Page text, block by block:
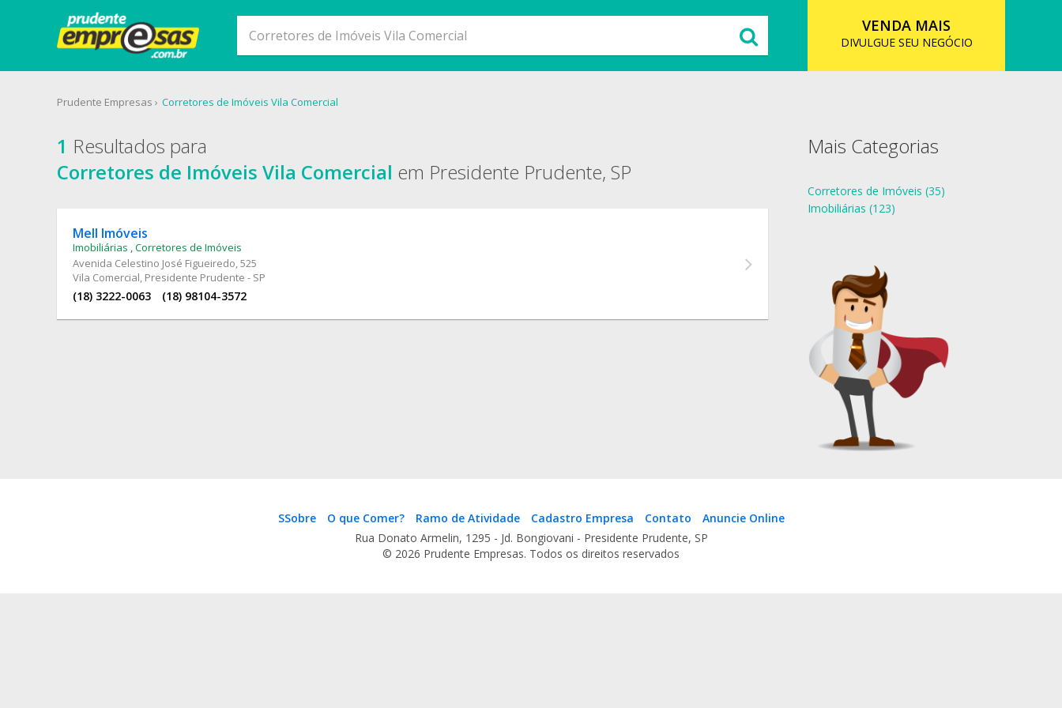
VENDA MAIS
DIVULGUE SEU NEGÓCIO
Prudente Empresas Corretores de Imóveis Vila Comercial
1 Resultados para
Corretores de Imóveis Vila Comercial em Presidente Prudente, SP
Mell Imóveis
Imobiliárias ,Corretores de Imóveis
Avenida Celestino José Figueiredo, 525
Vila Comercial, Presidente Prudente - SP
(18) 3222-0063 (18) 98104-3572
Mais Categorias
Corretores de Imóveis (35)
Imobiliárias (123)
SSobre O que Comer? Ramo de Atividade Cadastro Empresa Contato
Anuncie Online
Rua Donato Armelin, 1295 - Jd. Bongiovani - Presidente Prudente, SP
© 2026 Prudente Empresas. Todos os direitos reservados